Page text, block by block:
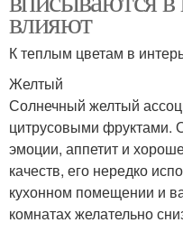
влияют
К теплым цветам в
Желтый
Солнечный желтый
цитрусовыми фруктами.
эмоции, аппетит и
качеств, его нередко
кухонном помещении и
комнатах желательно